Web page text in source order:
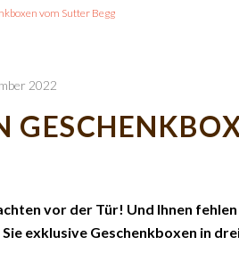
vom Sutter Begg
2022
vor der Tür! Und Ihnen
exklusive Geschenkboxen in